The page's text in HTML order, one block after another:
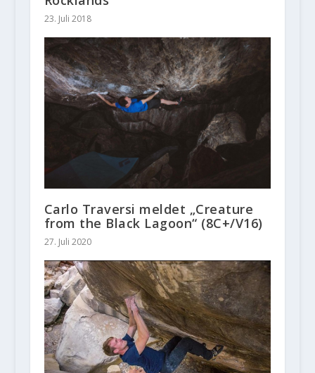
23. Juli 2018
Carlo Traversi meldet „Creature
from the Black Lagoon“ (8C+/V16)
27. Juli 2020